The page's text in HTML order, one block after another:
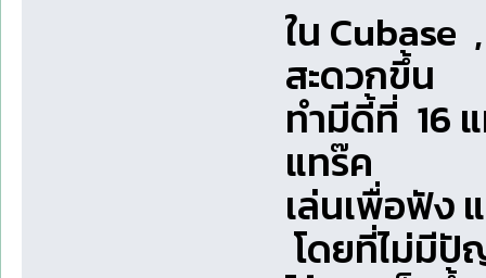
ใน
สะดวกขึ้น
ทำมีดี้ที่ 16
แทร๊ค
เล่นเพื่อฟัง
โดยที่ไม่มีปั